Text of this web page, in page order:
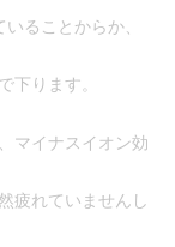
ることからか、
下ります。
マイナスイオン効
疲れていませんし